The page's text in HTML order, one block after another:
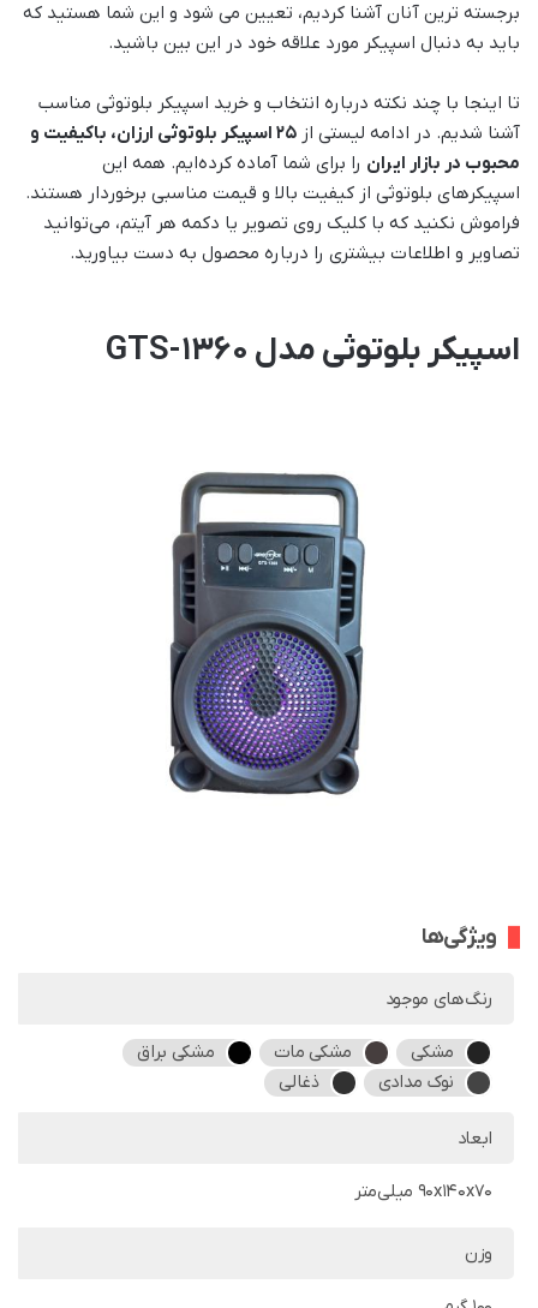
برجسته ترین آنان آشنا کردیم، تعیین می شود و این شما هستید که
باید به دنبال اسپیکر مورد علاقه خود در این بین باشید.
تا اینجا با چند نکته درباره انتخاب و خرید اسپیکر بلوتوثی مناسب
آشنا شدیم. در ادامه لیستی از
25 اسپیکر بلوتوثی ارزان، باکیفیت و
محبوب در بازار ایران را برای شما آماده کرده‌ایم. همه این
اسپیکرهای بلوتوثی از کیفیت بالا و قیمت مناسبی برخوردار هستند.
فراموش نکنید که با کلیک روی تصویر یا دکمه هر آیتم، می‌توانید
تصاویر و اطلاعات بیشتری را درباره محصول به دست بیاورید.
اسپیکر بلوتوثی مدل GTS-1360
ویژگی‌ها
رنگ‌های موجود
مشکی مشکی مات
مشکی براق
نوک مدادی
ذغالی
ابعاد
90x140x70 میلی‌متر
وزن